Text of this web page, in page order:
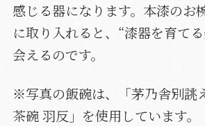
感じる器になります。本漆のお
に取り入れると、“漆器を育て
会えるのです。
※写真の飯碗は、
「茅乃舎別
茶碗 羽反」 を使用しています。